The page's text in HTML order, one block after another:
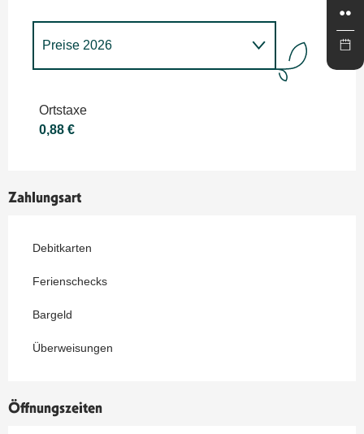
Preise 2026
ab1 September 2026
Ortstaxe
0,88 €
Zahlungsart
Debitkarten
Ferienschecks
Bargeld
Überweisungen
Öffnungszeiten